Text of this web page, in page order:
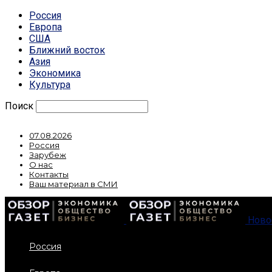
Россия
Европа
США
Ближний восток
Азия
Экономика
Культура
Поиск
07.08.2026
Россия
Зарубеж
О нас
Контакты
Ваш материал в СМИ
Россия